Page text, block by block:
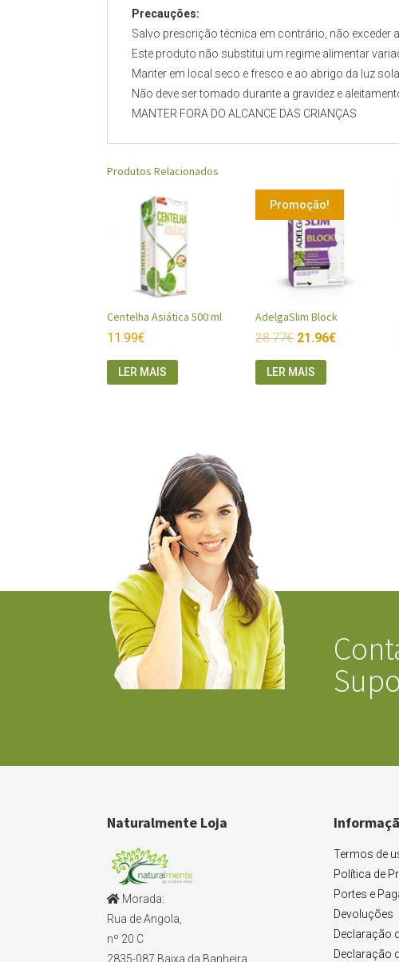
Precauções:
Salvo prescrição técnica em contrário, não exceder
Este produto não substitui um regime alimentar
Manter em local seco e fresco e ao abrigo da luz
Não deve ser tomado durante a gravidez e
MANTER FORA DO ALCANCE DAS CRIANÇAS
Produtos Relacionados
Centelha Asiática 500 ml
11.99€
LER MAIS
Promoção!
AdelgaSlim Block
28.77€ 21.96€
LER MAIS
Naturalmente Loja
Morada:
Rua de Angola,
nº 20 C
2835-087 Baixa da Banheira
Termos de
Política de
Portes e
Devoluções
Declaração
Declaração